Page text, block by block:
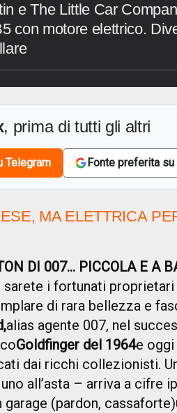
e The Little Car
con motore elettrico.
, prima di tutti gli altri
Telegram Fonte preferita su
MA ELETTRICA
DI 007... PICCOLA E A
sarete i fortunati proprietari
di rara bellezza e
,alias agente 007, nel
Goldfinger del 1964e
dai ricchi collezionisti.
all’asta – arriva a cifre
(pardon, cassaforte)